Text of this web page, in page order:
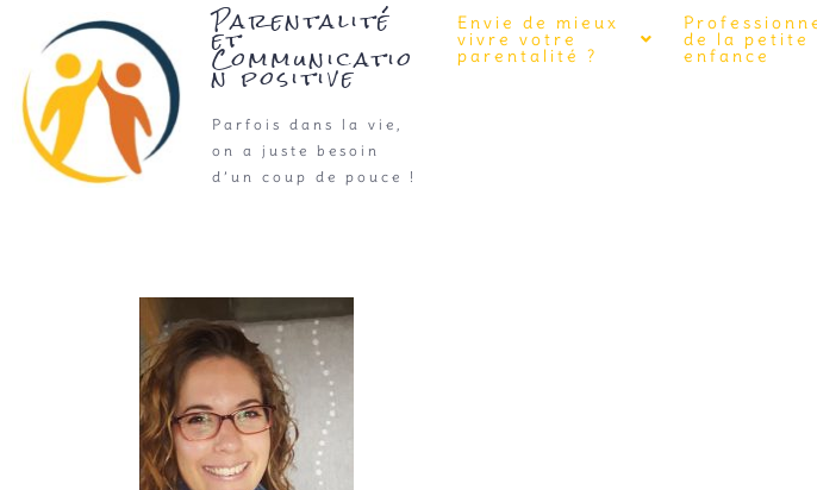
Parentalité
et
Communicatio
n positive
Parfois dans la vie,
on a juste besoin
d’un coup de pouce !
Envie de mieux
vivre votre
parentalité ?
de la petite
enfance